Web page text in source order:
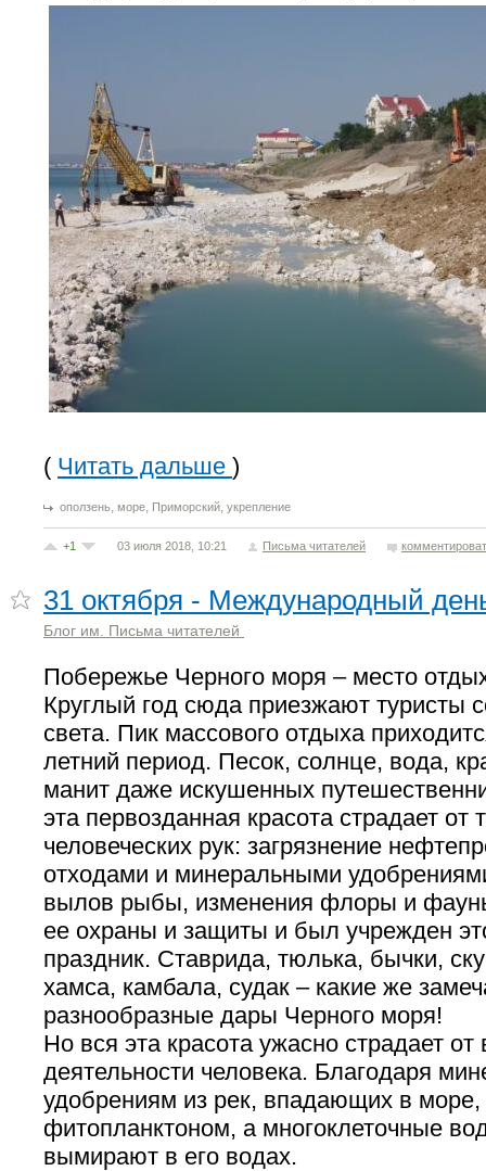
( Читать дальше )
оползень, море, Приморский, укрепление
+1 03 июля 2018, 10:21 Письма читателей
31 октября - Международный
Блог им. Письма читателей
Побережье Черного моря – место
Круглый год сюда приезжают туристы
света. Пик массового отдыха
летний период. Песок, солнце, вода,
манит даже искушенных
эта первозданная красота страдает от
человеческих рук: загрязнение
отходами и минеральными
вылов рыбы, изменения флоры и
ее охраны и защиты и был учрежден
праздник. Ставрида, тюлька, бычки,
хамса, камбала, судак – какие же
разнообразные дары Черного моря!
Но вся эта красота ужасно страдает от
деятельности человека. Благодаря
удобрениям из рек, впадающих в море,
фитопланктоном, а многоклеточные
вымирают в его водах.